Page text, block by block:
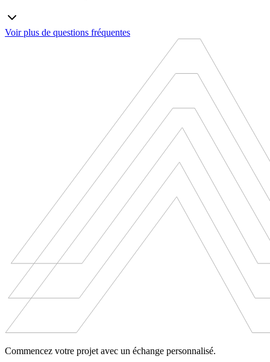
Voir plus de questions fréquentes
Commencez votre projet avec un échange personnalisé.